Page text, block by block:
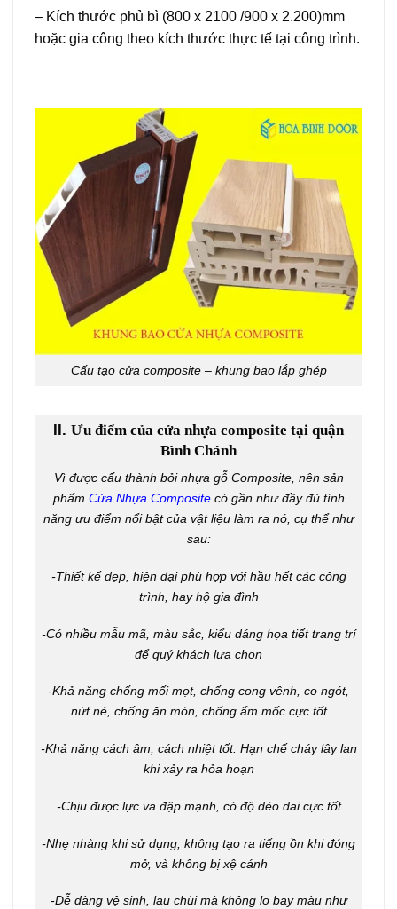
– Kích thước phủ bì (800 x 2100 /900 x 2.200)mm
hoặc gia công theo kích thước thực tế tại công trình.
Cấu tạo cửa composite – khung bao lắp ghép
II. Ưu điểm của cửa nhựa composite tại quận
Bình Chánh
Vì được cấu thành bởi nhựa gỗ Composite, nên sản
phẩm Cửa Nhựa Compositecó gần như đầy đủ tính
năng ưu điểm nổi bật của vật liệu làm ra nó, cụ thể như
sau:
-Thiết kế đẹp, hiện đại phù hợp với hầu hết các công
trình, hay hộ gia đình
-Có nhiều mẫu mã, màu sắc, kiểu dáng họa tiết trang trí
để quý khách lựa chọn
-Khả năng chống mối mọt, chống cong vênh, co ngót,
nứt nẻ, chống ăn mòn, chống ẩm mốc cực tốt
-Khả năng cách âm, cách nhiệt tốt. Hạn chế cháy lây lan
khi xảy ra hỏa hoạn
-Chịu được lực va đập mạnh, có độ dẻo dai cực tốt
-Nhẹ nhàng khi sử dụng, không tạo ra tiếng ồn khi đóng
mở, và không bị xệ cánh
-Dễ dàng vệ sinh, lau chùi mà không lo bay màu như